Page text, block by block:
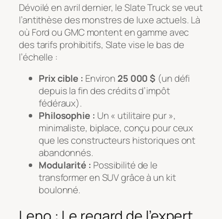
Dévoilé en avril dernier, le Slate Truck se veut
l’antithèse des monstres de luxe actuels. Là
où Ford ou GMC montent en gamme avec
des tarifs prohibitifs, Slate vise le bas de
l’échelle :
Prix cible : Environ 25 000 $ (un défi
depuis la fin des crédits d’impôt
fédéraux).
Philosophie : Un « utilitaire pur »,
minimaliste, biplace, conçu pour ceux
que les constructeurs historiques ont
abandonnés.
Modularité : Possibilité de le
transformer en SUV grâce à un kit
boulonné.